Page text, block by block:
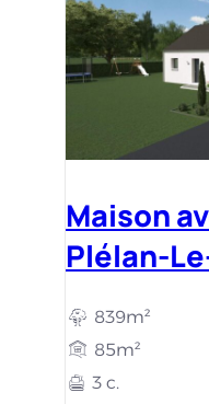
Maison
Plélan-
839m²
85m²
3 c.